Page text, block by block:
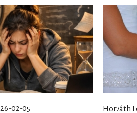
02-05 Horváth